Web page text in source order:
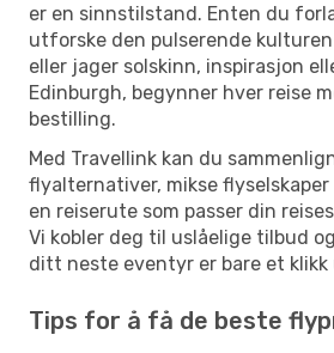
er en sinnstilstand. Enten du
utforske den pulserende
eller jager solskinn, inspirasjon
Edinburgh, begynner hver reise
bestilling.
Med Travellink kan du
flyalternativer, mikse
en reiserute som passer din
Vi kobler deg til uslåelige tilbud
ditt neste eventyr er bare et klikk
Tips for å få de beste